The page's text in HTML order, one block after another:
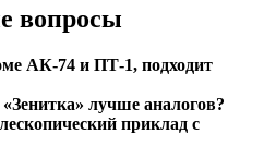
вопросы
АК-74 и ПТ-1, подходит
лучше аналогов?
приклад с